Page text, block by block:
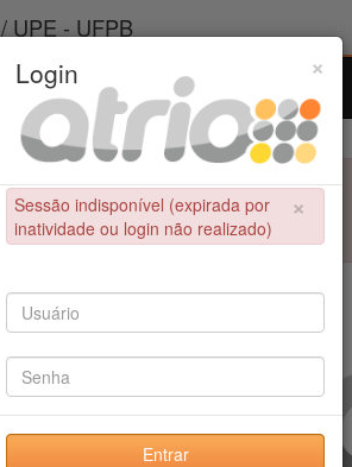
UPE - UFPB
Admissão Ferramentas
×
Login
×
Sessão indisponível (expirada por
inatividade ou login não realizado)
Entrar